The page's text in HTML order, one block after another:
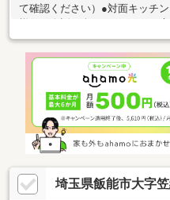
て確認ください）●対面キッチ
ども可能です！●東側がマンシ
屋収納あり●サンルームあり
も可能です！○ライフインフォ
仏子駅：徒歩12分●ビッグエー
埼玉県飯能市大字